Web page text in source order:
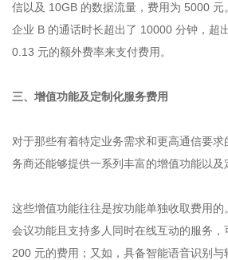
信以及 10GB 的数据流量，费用为 5000
企业 B 的通话时长超出了 10000 分钟，超
0.13 元的额外费率来支付费用。
三、增值功能及定制化服务费用
对于那些有着特定业务需求和更高通信要
务商还能够提供一系列丰富的增值功能以及
这些增值功能往往是按功能单独收取费用
会议功能且支持多人同时在线互动的服务，
200 元的费用；又如，具备智能语音识别与